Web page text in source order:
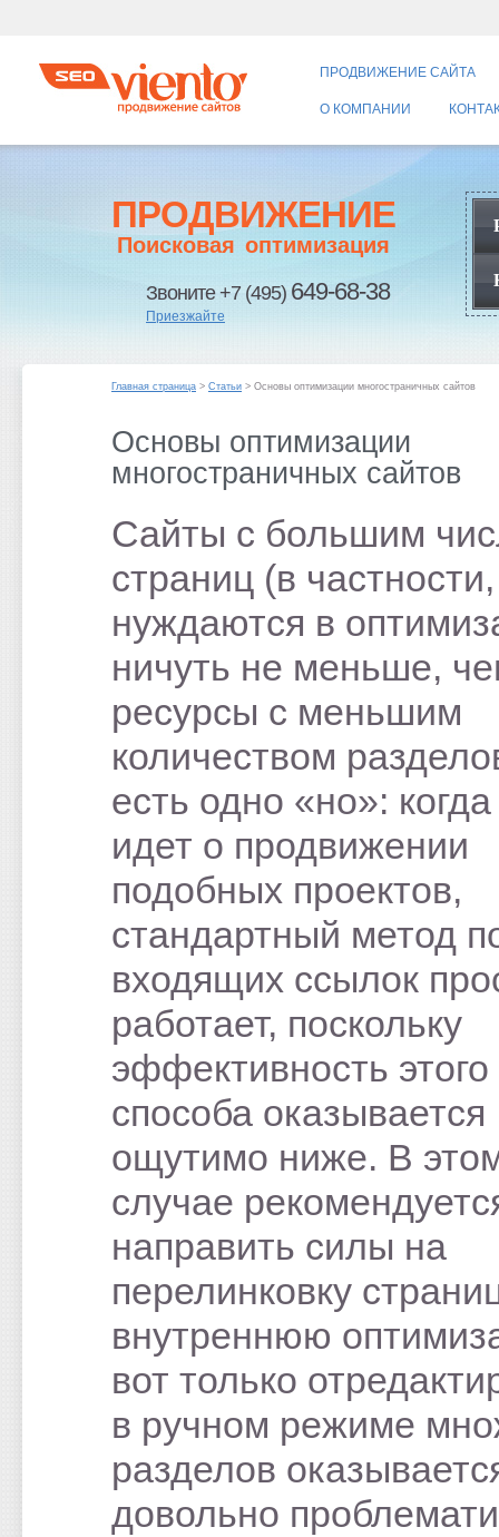
ПРОДВИЖЕНИЕ САЙТА
О КОМПАНИИ
ПРОДВИЖЕНИЕ
Поисковая оптимизация
Звоните +7 (495) 649-68-38
Приезжайте
Главная страница > Статьи > Основы оптимизации многостраничных сайтов
Основы оптимизации
многостраничных сайтов
Сайты с большим
страниц (в
нуждаются в
ничуть не меньше,
ресурсы с меньшим
количеством
есть одно «но»:
идет о продвижении
подобных проектов,
стандартный метод
входящих ссылок
работает, поскольку
эффективность этого
способа оказывается
ощутимо ниже. В
случае
направить силы на
перелинковку
внутреннюю
вот только
в ручном режиме
разделов
довольно